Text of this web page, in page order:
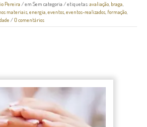
Pereira / em Sem categoria / etiquetas:avaliação, braga,
materiais,energia,eventos,eventos-realizados, formação,
/ 0 comentários